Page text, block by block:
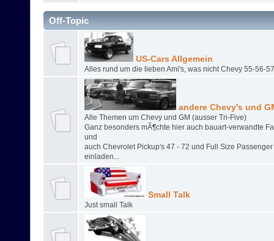
Off-Topic
US-Cars Allgemein
Alles rund um die lieben Ami's, was nicht Chevy 55-56-
andere Chevy's und
Alle Themen um Chevy und GM (ausser Tri-Five)
Ganz besonders mÃ¶chte hier auch bauart-verwandte
und
auch Chevrolet Pickup's 47 - 72 und Full Size
einladen...
Small Talk
Just small Talk